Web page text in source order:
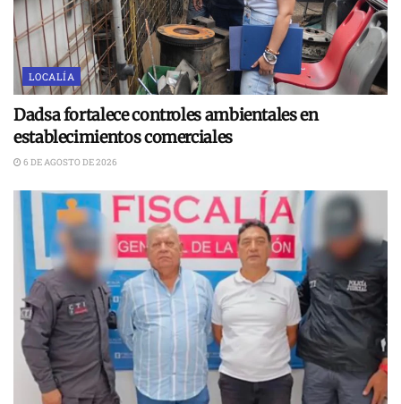
LOCALÍA
Dadsa fortalece controles ambientales en
establecimientos comerciales
6 DE AGOSTO DE 2026